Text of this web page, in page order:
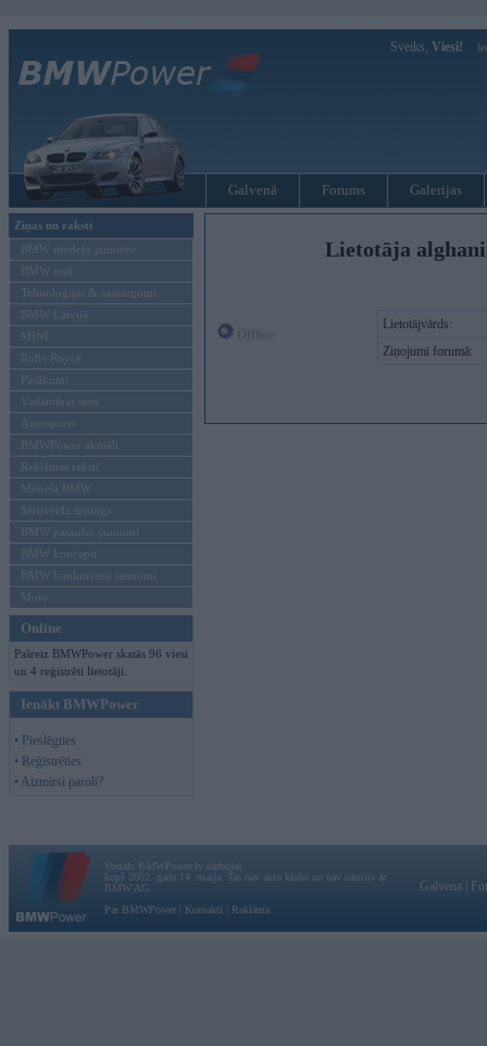
Sveiks, Viesi!
Galvenā Forums Galerijas
Ziņas un raksti
BMW modeļu jaunumi
BMW testi
Tehnoloģijas & sasniegumi
BMW Latvijā
MINI
Rolls-Royce
Pasākumi
Vadāmības tests
Autosports
BMWPower aktuāli
Reklāmas raksti
Mēneša BMW
Sērijveida tūnings
BMW pasaules jaunumi
BMW koncepti
BMW konkurentu jaunumi
Moto
Online
Pašreiz BMWPower skatās 96 viesi
un 4 reģistrēti lietotāji.
Ienākt BMWPower
• Pieslēgties
• Reģistrēties
• Aizmirsi paroli?
Lietotāja
Lietotājvārds:
Ziņojumi forumā:
Vortāls BMWPower.lv darbojas
kopš 2002. gada 14. maija. Tas nav auto klubs un nav saistīts ar
BMW AG.
Par BMWPower
Kontakti Reklāma
Galvena